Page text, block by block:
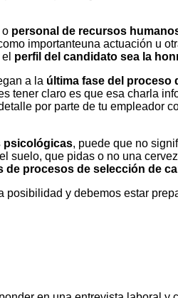
o personal de recursos
importanteuna actuación u
perfil del candidato sea la
a la última fase del proceso
tener claro es que esa charla
por parte de tu empleador
psicológicas, puede que no
suelo, que pidas o no una
de procesos de selección de
posibilidad y debemos estar